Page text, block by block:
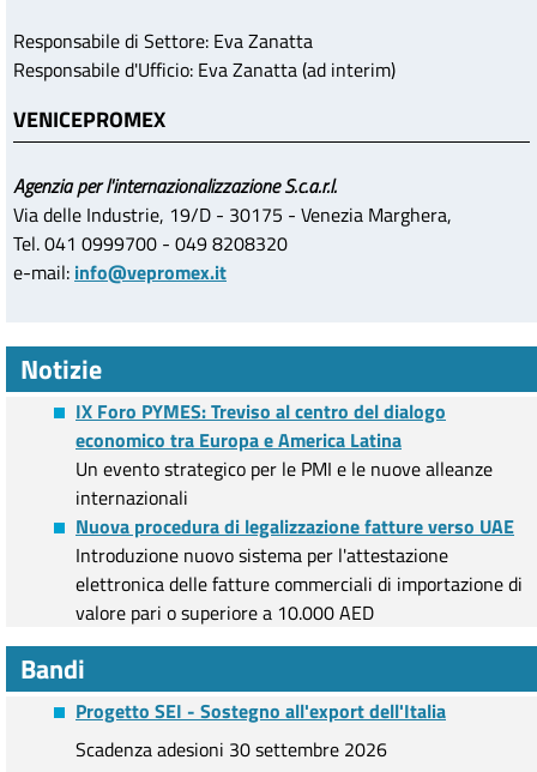
Responsabile di Settore: Eva Zanatta
Responsabile d'Ufficio: Eva Zanatta (ad interim)
VENICEPROMEX
Agenzia per l'internazionalizzazione S.c.a.r.l.
Via delle Industrie, 19/D - 30175 - Venezia Marghera,
Tel. 041 0999700 - 049 8208320
e-mail: info@vepromex.it
Notizie
IX Foro PYMES: Treviso al centro del dialogo
economico tra Europa e America Latina
Un evento strategico per le PMI e le nuove alleanze
internazionali
Nuova procedura di legalizzazione fatture verso UAE
Introduzione nuovo sistema per l'attestazione
elettronica delle fatture commerciali di importazione di
valore pari o superiore a 10.000 AED
Bandi
Progetto SEI - Sostegno all'export dell'Italia
Scadenza adesioni 30 settembre 2026